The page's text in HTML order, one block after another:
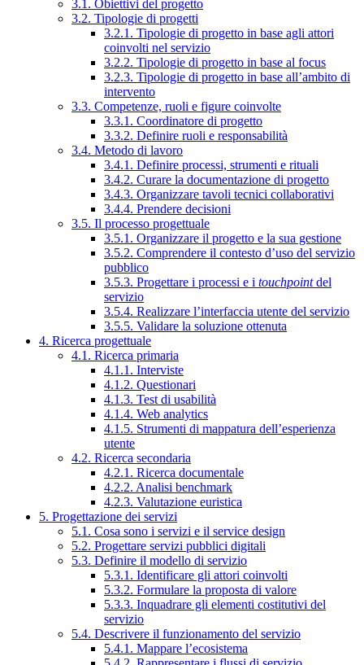
3.1. Obiettivi del progetto
3.2. Tipologie di progetti
3.2.1. Tipologie di progetto in base agli attori
coinvolti nel servizio
3.2.2. Tipologie di progetto in base al focus
3.2.3. Tipologie di progetto in base all’ambito di
intervento
3.3. Competenze, ruoli e figure coinvolte
3.3.1. Coordinatore di progetto
3.3.2. Definire ruoli e responsabilità
3.4. Metodo di lavoro
3.4.1. Definire processi, strumenti e rituali
3.4.2. Curare la documentazione di progetto
3.4.3. Organizzare tavoli tecnici collaborativi
3.4.4. Prendere decisioni
3.5. Il processo progettuale
3.5.1. Organizzare il progetto e la sua gestione
3.5.2. Comprendere il contesto d’uso del servizio
pubblico
3.5.3. Progettare i processi e i touchpointdel
servizio
3.5.4. Realizzare l’interfaccia utente del servizio
3.5.5. Validare la soluzione ottenuta
4. Ricerca progettuale
4.1. Ricerca primaria
4.1.1. Interviste
4.1.2. Questionari
4.1.3. Test di usabilità
4.1.4. Web analytics
4.1.5. Strumenti di mappatura dell’esperienza
utente
4.2. Ricerca secondaria
4.2.1. Ricerca documentale
4.2.2. Analisi benchmark
4.2.3. Valutazione euristica
5. Progettazione dei servizi
5.1. Cosa sono i servizi e il service design
5.2. Progettare servizi pubblici digitali
5.3. Definire il modello di servizio
5.3.1. Identificare gli attori coinvolti
5.3.2. Formulare la proposta di valore
5.3.3. Inquadrare gli elementi costitutivi del
servizio
5.4. Descrivere il funzionamento del servizio
5.4.1. Mappare l’ecosistema